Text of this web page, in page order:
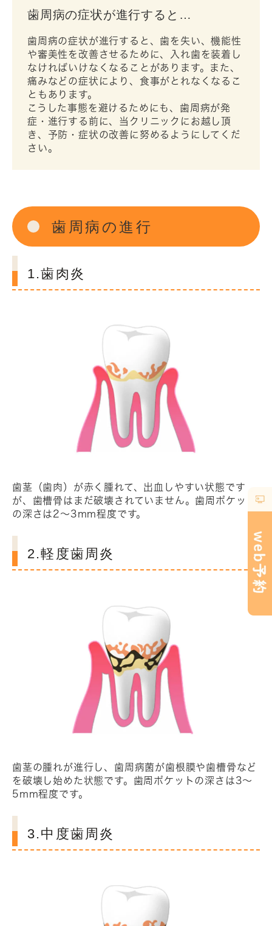
歯周病の症状が進行すると…
歯周病の症状が進行すると、歯を失い、機能性
や審美性を改善させるために、入れ歯を装着し
なければいけなくなることがあります。また、
痛みなどの症状により、食事がとれなくなるこ
ともあります。
こうした事態を避けるためにも、歯周病が発
症・進行する前に、当クリニックにお越し頂
き、予防・症状の改善に努めるようにしてくだ
さい。
歯周病の進行
1.歯肉炎
歯茎（歯肉）が赤く腫れて、出血しやすい状態です
が、歯槽骨はまだ破壊されていません。歯周ポケット
の深さは2～3mm程度です。
2.軽度歯周炎
歯茎の腫れが進行し、歯周病菌が歯根膜や歯槽骨など
を破壊し始めた状態です。歯周ポケットの深さは3～
5mm程度です。
3.中度歯周炎